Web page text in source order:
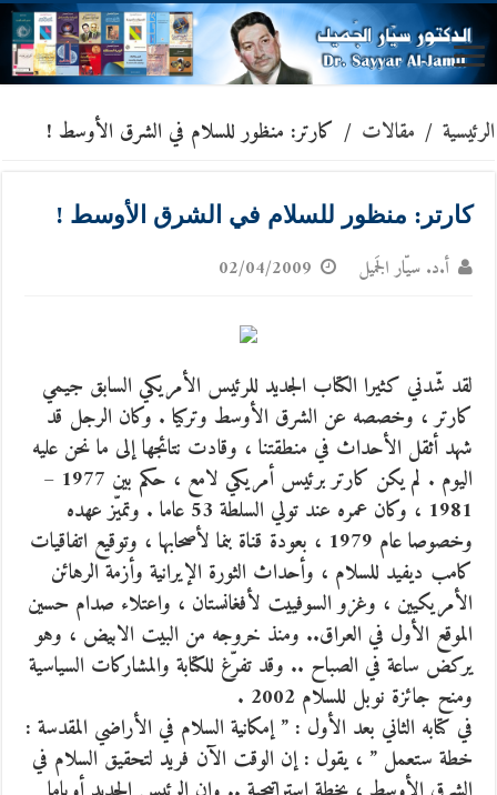
الرئيسية / مقالات / كارتر: منظور للسلام في الشرق الأوسط !
كارتر: منظور للسلام في الشرق الأوسط !
أ.د. سيّار الجَميل 02/04/2009
لقد شّدني كثيرا الكتاب الجديد للرئيس الأمريكي السابق جيمي
كارتر ، وخصصه عن الشرق الأوسط وتركيا . وكان الرجل قد
شهد أثقل الأحداث في منطقتنا ، وقادت نتائجها إلى ما نحن عليه
اليوم . لم يكن كارتر برئيس أمريكي لامع ، حكم بين 1977 –
1981 ، وكان عمره عند تولي السلطة 53 عاما .
وتميّز عهده
وخصوصا عام 1979 ، بعودة قناة بنما لأصحابها ، وتوقيع اتفاقيات
كامب ديفيد للسلام ، وأحداث الثورة الإيرانية وأزمة الرهائن
الأمريكيين ، وغزو السوفييت لأفغانستان ، واعتلاء صدام حسين
الموقع الأول في العراق.. ومنذ خروجه من البيت الابيض ، وهو
يركض ساعة في الصباح .. وقد تفرّغ للكتابة والمشاركات السياسية
ومنح جائزة نوبل للسلام 2002 .
في كتابه الثاني بعد الأول : ” إمكانية السلام في الأراضي المقدسة :
خطة ستعمل ” ، يقول : إن الوقت الآن فريد لتحقيق السلام في